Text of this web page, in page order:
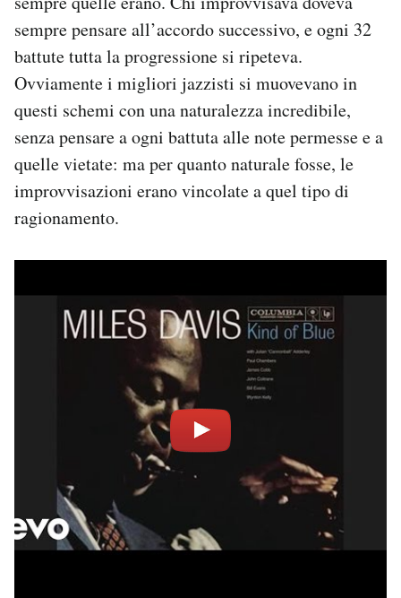
sempre pensare all’accordo successivo, e ogni 32
battute tutta la progressione si ripeteva.
Ovviamente i migliori jazzisti si muovevano in
questi schemi con una naturalezza incredibile,
senza pensare a ogni battuta alle note permesse e a
quelle vietate: ma per quanto naturale fosse, le
improvvisazioni erano vincolate a quel tipo di
ragionamento.